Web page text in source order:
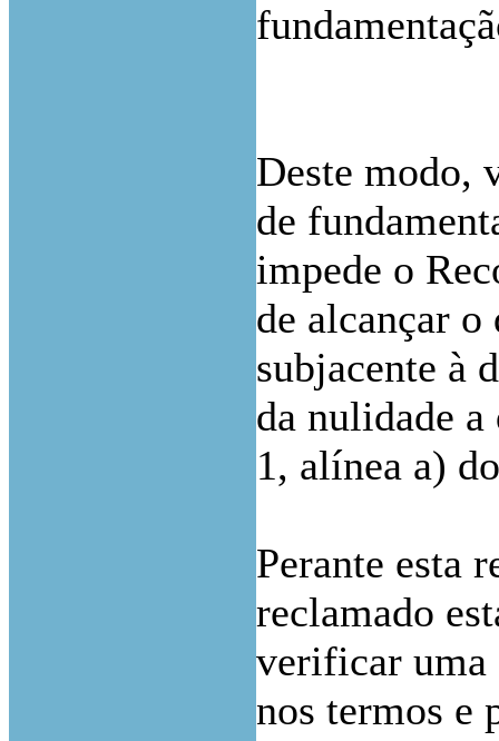
Deste modo,
de
impede o
de alcançar
subjacente à
da nulidade a
1, alínea a)
Perante esta
reclamado
verificar uma
nos termos e